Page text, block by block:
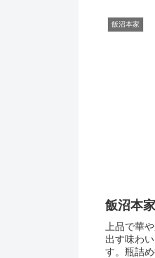
に入れる
輪 吟醸純
飯沼本家
飯沼本
上品で華
出す味わ
す。瓶詰